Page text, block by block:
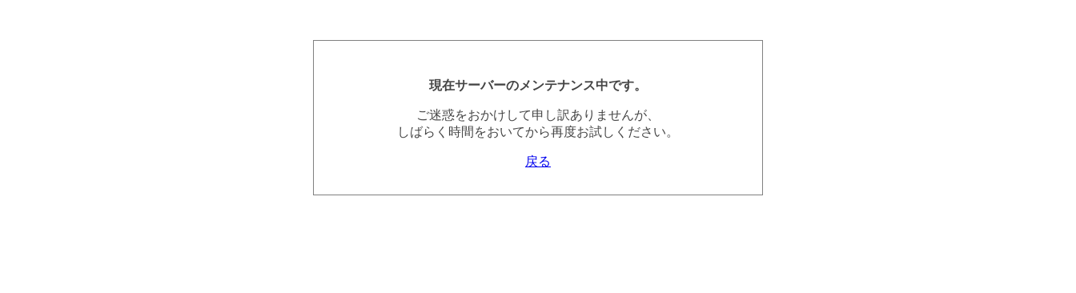
現在サーバーのメンテナンス中です。
ご迷惑をおかけして申し訳ありませんが、
しばらく時間をおいてから再度お試しください。
戻る